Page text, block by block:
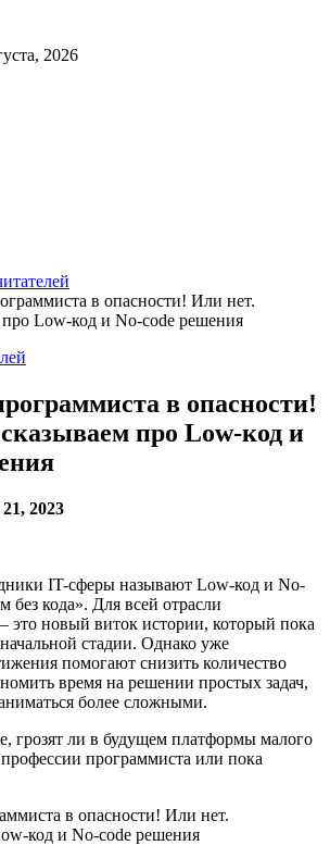
2026
в опасности! Или нет.
про Low-код и No-code решения
в опасности!
про Low-код и
2023
IT-сферы называют Low-код и No-
без кода». Для всей отрасли
это новый виток истории, который пока
стадии. Однако уже
помогают снизить количество
время на решении простых задач,
более сложными.
грозят ли в будущем платформы малого
программиста или пока